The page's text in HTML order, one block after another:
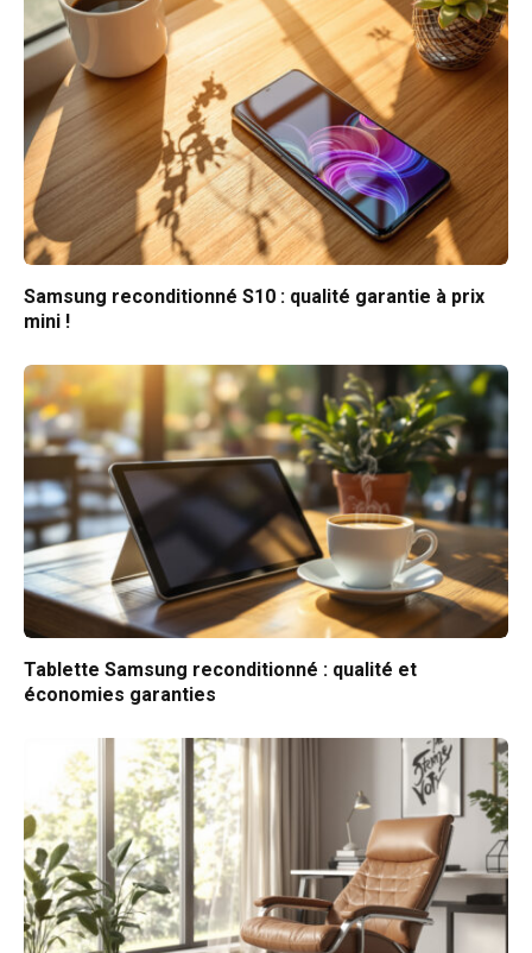
Samsung reconditionné S10 : qualité garantie à prix
mini !
Tablette Samsung reconditionné : qualité et
économies garanties